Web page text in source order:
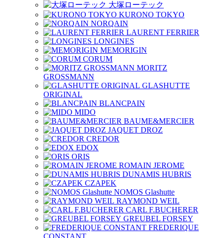
大塚ローテック
KURONO TOKYO
NORQAIN
LAURENT FERRIER
LONGINES
MEMORIGIN
CORUM
MORITZ
GROSSMANN
GLASHUTTE
ORIGINAL
BLANCPAIN
MIDO
BAUME&MERCIER
JAQUET DROZ
CREDOR
EDOX
ORIS
ROMAIN JEROME
DUNAMIS HUBRIS
CZAPEK
NOMOS Glashutte
RAYMOND WEIL
CARL F.BUCHERER
GREUBEL FORSEY
FREDERIQUE
CONSTANT